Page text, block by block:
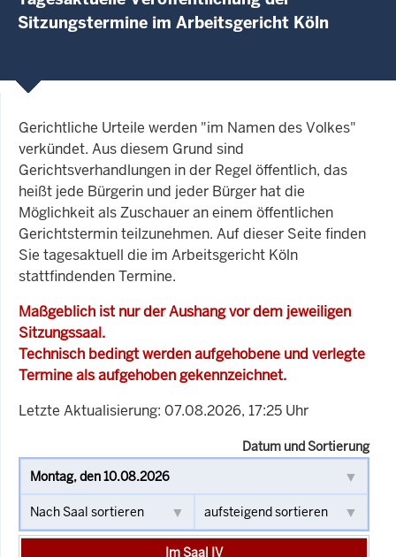
Sitzungstermine im Arbeitsgericht Köln
Gerichtliche Urteile werden "im Namen des Volkes"
verkündet. Aus diesem Grund sind
Gerichtsverhandlungen in der Regel öffentlich, das
heißt jede Bürgerin und jeder Bürger hat die
Möglichkeit als Zuschauer an einem öffentlichen
Gerichtstermin teilzunehmen. Auf dieser Seite finden
Sie tagesaktuell die im Arbeitsgericht Köln
stattfindenden Termine.
Maßgeblich ist nur der Aushang vor dem jeweiligen
Sitzungssaal.
Technisch bedingt werden aufgehobene und verlegte
Termine als aufgehoben gekennzeichnet.
Letzte Aktualisierung: 07.08.2026, 17:25 Uhr
Datum und Sortierung
Im Saal IV